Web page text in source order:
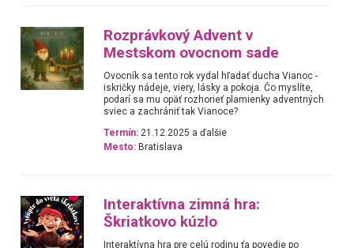
Rozprávkový Advent v
Mestskom ovocnom sade
Ovocník sa tento rok vydal hľadať ducha Vianoc -
iskričky nádeje, viery, lásky a pokoja. Čo myslíte,
podarí sa mu opäť rozhorieť plamienky adventných
sviec a zachrániť tak Vianoce?
Termín: 21.12.2025 a ďalšie
Mesto: Bratislava
Interaktívna zimná hra:
Škriatkovo kúzlo
Interaktívna hra pre celú rodinu ťa povedie po